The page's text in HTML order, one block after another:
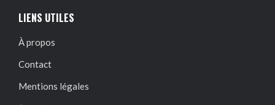
LIENS UTILES
À propos
Contact
Mentions légales